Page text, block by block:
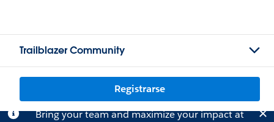
Trailblazer Community
Registrarse
Bring your team and maximize your impact at